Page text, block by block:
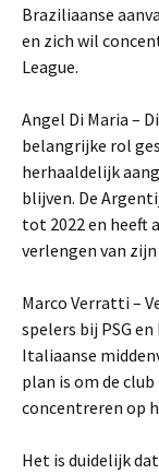
Braziliaanse
en zich wil
League.
Angel Di Maria –
belangrijke rol
herhaaldelijk
blijven. De
tot 2022 en heeft
verlengen van
Marco Verratti –
spelers bij PSG
Italiaanse
plan is om de
concentreren op
Het is duidelijk